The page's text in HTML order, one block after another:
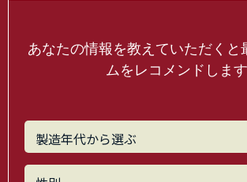
あなたの情報を教えていただくと
ムをレコメンドします